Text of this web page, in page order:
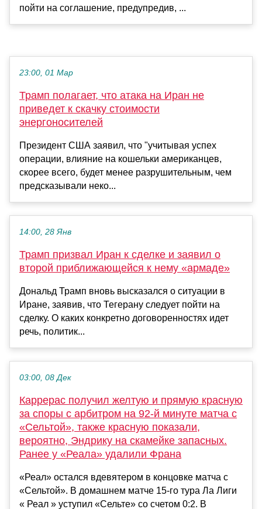
пойти на соглашение, предупредив, ...
23:00, 01 Мар
Трамп полагает, что атака на Иран не
приведет к скачку стоимости
энергоносителей
Президент США заявил, что "учитывая успех
операции, влияние на кошельки американцев,
скорее всего, будет менее разрушительным, чем
предсказывали неко...
14:00, 28 Янв
Трамп призвал Иран к сделке и заявил о
второй приближающейся к нему «армаде»
Дональд Трамп вновь высказался о ситуации в
Иране, заявив, что Тегерану следует пойти на
сделку. О каких конкретно договоренностях идет
речь, политик...
03:00, 08 Дек
Каррерас получил желтую и прямую красную
за споры с арбитром на 92-й минуте матча с
«Сельтой», также красную показали,
вероятно, Эндрику на скамейке запасных.
Ранее у «Реала» удалили Франа
«Реал» остался вдевятером в концовке матча с
«Сельтой». В домашнем матче 15-го тура Ла Лиги
« Реал » уступил «Сельте» со счетом 0:2. В